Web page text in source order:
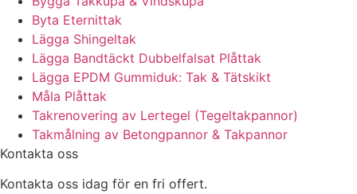
Byta Eternittak
Lägga Shingeltak
Lägga Bandtäckt Dubbelfalsat Plåttak
Lägga EPDM Gummiduk: Tak & Tätskikt
Måla Plåttak
Takrenovering av Lertegel (Tegeltakpannor)
Takmålning av Betongpannor & Takpannor
Kontakta oss
Kontakta oss idag för en fri offert.